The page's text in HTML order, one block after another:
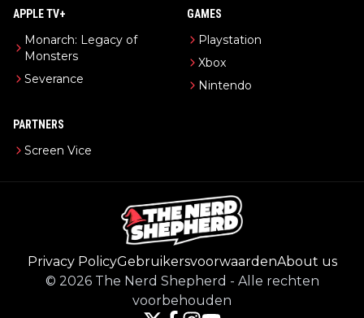
APPLE TV+
Monarch: Legacy of
Monsters
Severance
GAMES
Playstation
Xbox
Nintendo
PARTNERS
Screen Vice
Privacy PolicyGebruikersvoorwaardenAbout us
© 2026 The Nerd Shepherd - Alle rechten
voorbehouden